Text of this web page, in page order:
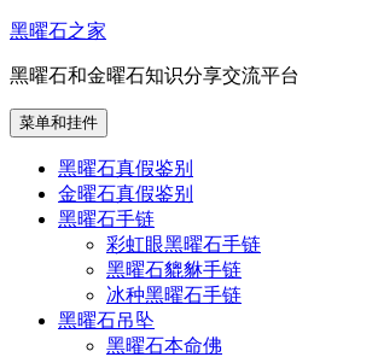
跳
内
容
黑曜石之家
黑曜石和金曜石知识分享交流平台
菜单和挂件
黑曜石真假鉴别
金曜石真假鉴别
黑曜石手链
彩虹眼黑曜石手链
黑曜石貔貅手链
冰种黑曜石手链
黑曜石吊坠
黑曜石本命佛